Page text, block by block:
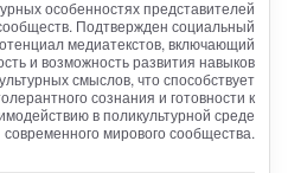
особенностях представителей
Подтвержден социальный
медиатекстов, включающий
и возможность развития навыков
смыслов, что способствует
сознания и готовности к
в поликультурной среде
современного мирового сообщества.